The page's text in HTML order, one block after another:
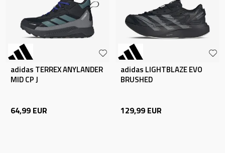
adidas TERREX ANYLANDER
MID CP J
64,99 EUR
adidas LIGHTBLAZE EVO
BRUSHED
129,99 EUR